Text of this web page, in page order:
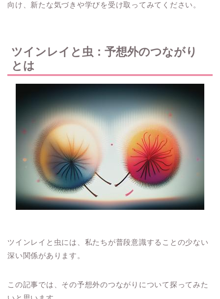
向け、新たな気づきや学びを受け取ってみてください。
ツインレイと虫：予想外のつながり
とは
ツインレイと虫には、私たちが普段意識することの少ない
深い関係があります。
この記事では、その予想外のつながりについて探ってみた